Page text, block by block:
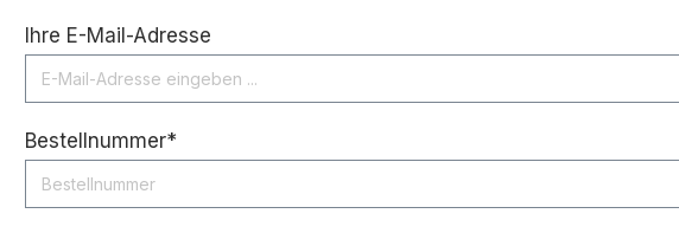
Ihre E-Mail-Adresse
Bestellnummer*